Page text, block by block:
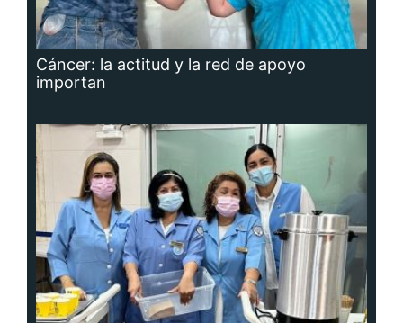
Cáncer: la actitud y la red de apoyo
importan